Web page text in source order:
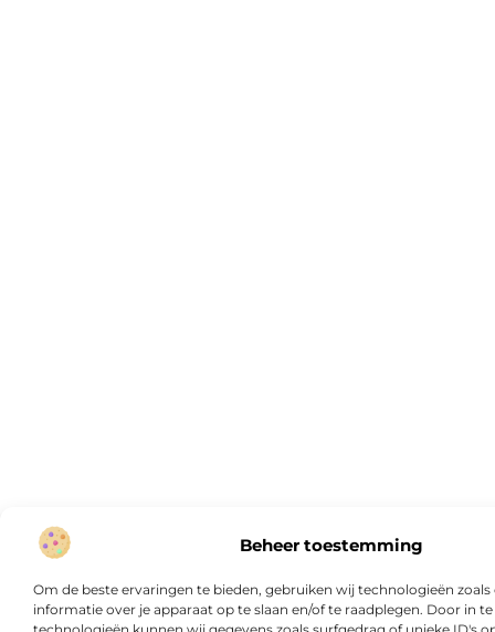
Beheer toestemming
Om de beste ervaringen te bieden, gebruiken wij technologieën
informatie over je apparaat op te slaan en/of te raadplegen. Door in